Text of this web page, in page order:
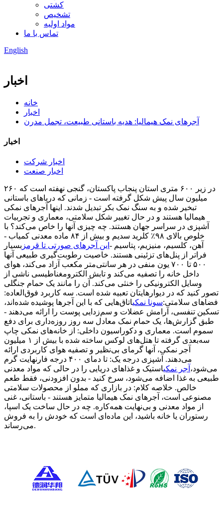
کشتی
تشخیص
مواد اولیه
تماس با ما
English
اخبار
خانه
اخبار
آجرهای نمک هیمالیا: هدیه باستانی طبیعت، تجمل مدرن
اخبار
اخبار شرکت
اخبار صنعت
در زیر ۶۰۰ متری استان پنجاب پاکستان، گنجی نهفته است که ۲۶۰
میلیون سال پیش شکل گرفته است - زمانی که دریاهای باستانی
تبخیر شده و به سنگ نمک بکر تبدیل شدند. اینها آجرهای نمکی
هیمالیا هستند و در حال تغییر شکل سلامتی، معماری و تجربیات
آشپزی در سراسر جهان هستند. چه چیزی آنها را خاص می‌کند؟ با
خلوص بالای ۹۸٪ کلرید سدیم و بیش از ۸۴ ماده معدنی کمیاب -
آهن، کلسیم، منیزیم، پتاسیم - این آجرهای صورتی تا قرمز بسیار
فراتر از پنل‌های تزئینی هستند. خاصیت رطوبت‌گیری طبیعی آنها
۵۰۰ تا ۷۰۰ یون منفی در هر سانتی‌متر مکعب آزاد می‌کند، هوای
داخل خانه را تصفیه می‌کند و تابش الکترومغناطیسی ناشی از
وسایل الکترونیکی را خنثی می‌کند. آن را مانند یک حمام جنگلی
تصور کنید که در دیوارهایتان تعبیه شده است. سه کاربرد فوق‌العاده:
فضاهای سلامتی:سونا نمکیاتاق‌هایی که با این آجرها پوشیده شده‌اند،
تسکین تنفسی، آرامش عضلات و سم‌زدایی پوست را ارائه می‌دهند -
طبق گزارش‌ها، یک حمام نمک معادل سه روز روزه‌داری برای دفع
سموم است. معماری و دکوراسیون داخلی: از خانه‌های نمکی چاپ
سه‌بعدی گرفته تا هتل‌های لوکس ساخته شده با بیش از ۱ میلیون
آجر نمکی، آنها گرمای بی‌نظیر و تصفیه هوای کاربردی ارائه
می‌دهند. آشپزی درجه یک: تا دمای ۴۰۰ درجه فارنهایت گرم
می‌شود، آجر نمکیاستیک و غذاهای دریایی را در حالی که مواد معدنی
طبیعی به غذا اضافه می‌شود، سرخ کنید - بدون افزودنی، فقط طعم
خالص. خلاصه کلام: در بازاری که مملو از محصولات سلامتی
مصنوعی است، آجرهای نمک هیمالیا متمایز هستند - باستانی، غنی
از مواد معدنی و بی‌نهایت همه‌کاره. چه در حال ساخت یک اسپا،
رستوران یا خانه باشید، این ماده‌ای است که خودش را به فروش
می‌رساند.